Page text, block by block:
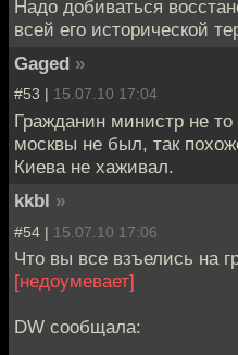
Надо добиваться
всей его исторической
Gaged »
#53 | 15.07.10 17:04
Гражданин министр не
москвы не был, так
Киева не хаживал.
kkbl »
#54 | 15.07.10 17:06
Что вы все взъелись на
[недоумевает]
DW сообщала: